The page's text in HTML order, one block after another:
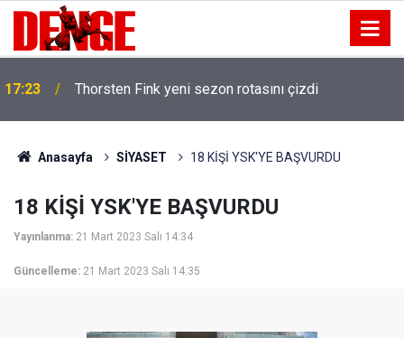
17:23 Thorsten Fink yeni sezon rotasını çizdi
Anasayfa SİYASET 18 KİŞİ YSK'YE BAŞVURDU
18 KİŞİ YSK'YE BAŞVURDU
Yayınlanma: 21 Mart 2023 Salı 14:34
Güncelleme: 21 Mart 2023 Salı 14:35